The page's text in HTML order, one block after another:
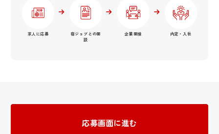
求人に応募
宿ジョブとの面
談
企業面接 内定・入社
応募画面に進む